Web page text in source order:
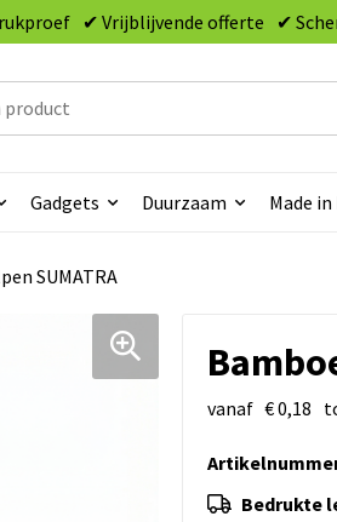
✔ Vrijblijvende offerte ✔
Gadgets Duurzaam Made
SUMATRA
vanaf € 0,18
Bedrukte